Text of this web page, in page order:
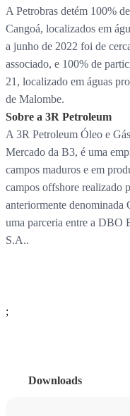
A Petrobras detém 100%
Cangoá, localizados em
a junho de 2022 foi de
associado, e 100% de
21, localizado em águas
de Malombe.
Sobre a 3R Petroleum
A 3R Petroleum Óleo e
Mercado da B3, é uma
campos maduros e em
campos offshore realizado
anteriormente denominada
uma parceria entre a DBO
S.A..
;
Downloads